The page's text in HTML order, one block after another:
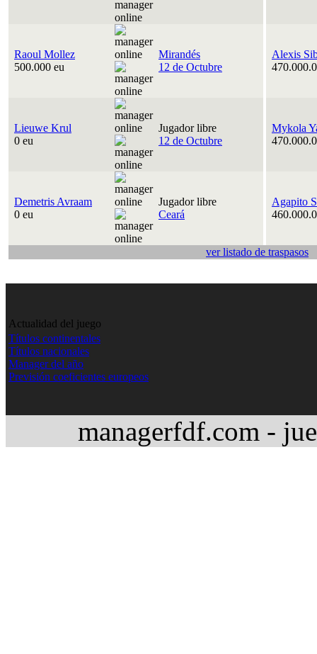
Raoul Mollez
500.000 eu
Mirandés
12 de Octubre
Alexis
Lieuwe Krul
0 eu
Jugador libre
12 de Octubre
Mykola
Demetris Avraam
0 eu
Jugador libre
Ceará
Agapito
ver listado de traspasos
Actualidad del juego
Títulos continentales
Títulos nacionales
Manager del año
Previsión coeficientes europeos
managerfdf.com -